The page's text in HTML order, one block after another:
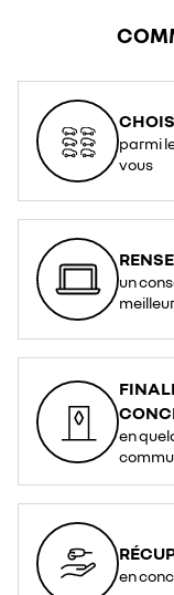
parmi
vous
un
en
en